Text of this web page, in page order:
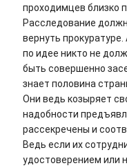
проходимцев близко
Расследование
вернуть
по идее никто не
быть совершенно
знает половина
Они ведь козыряет
надобности
рассекречены и
Ведь если их
удостоверением или